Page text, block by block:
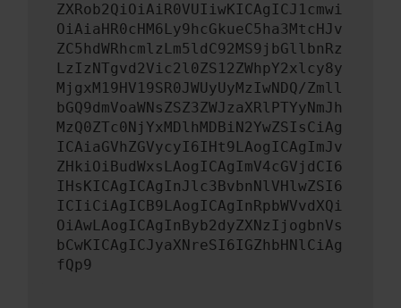
ZXRob2QiOiAiR0VUIiwKICAgICJ1cmwi
OiAiaHR0cHM6Ly9hcGkueC5ha3MtcHJv
ZC5hdWRhcmlzLm5ldC92MS9jbGllbnRz
LzIzNTgvd2Vic2l0ZS12ZWhpY2xlcy8y
MjgxM19HV19SR0JWUyUyMzIwNDQ/Zmll
bGQ9dmVoaWNsZSZ3ZWJzaXRlPTYyNmJh
MzQ0ZTc0NjYxMDlhMDBiN2YwZSIsCiAg
ICAiaGVhZGVycyI6IHt9LAogICAgImJv
ZHkiOiBudWxsLAogICAgImV4cGVjdCI6
IHsKICAgICAgInJlc3BvbnNlVHlwZSI6
ICIiCiAgICB9LAogICAgInRpbWVvdXQi
OiAwLAogICAgInByb2dyZXNzIjogbnVs
bCwKICAgICJyaXNreSI6IGZhbHNlCiAg
fQp9